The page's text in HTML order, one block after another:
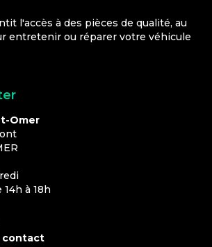
l'accès à des pièces de qualité, au
entretenir ou réparer votre véhicule
Omer
à 18h
contact